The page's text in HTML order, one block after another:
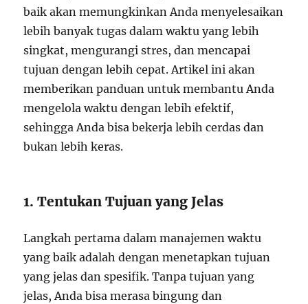
baik akan memungkinkan Anda menyelesaikan
lebih banyak tugas dalam waktu yang lebih
singkat, mengurangi stres, dan mencapai
tujuan dengan lebih cepat. Artikel ini akan
memberikan panduan untuk membantu Anda
mengelola waktu dengan lebih efektif,
sehingga Anda bisa bekerja lebih cerdas dan
bukan lebih keras.
1. Tentukan Tujuan yang Jelas
Langkah pertama dalam manajemen waktu
yang baik adalah dengan menetapkan tujuan
yang jelas dan spesifik. Tanpa tujuan yang
jelas, Anda bisa merasa bingung dan